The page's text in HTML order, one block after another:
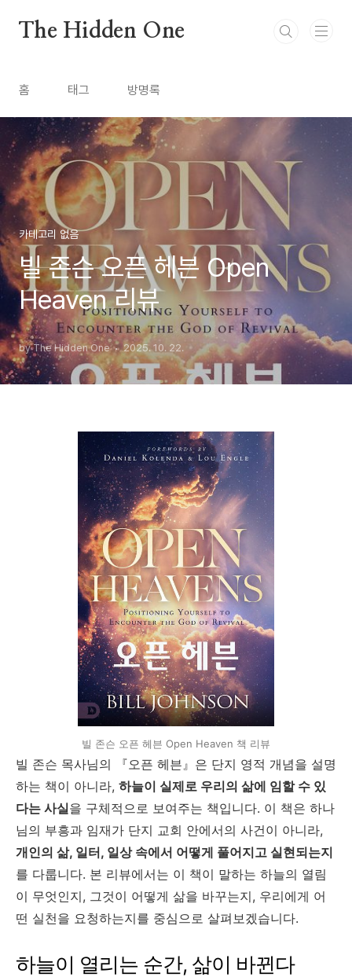
The Hidden One
홈 태그 방명록
카테고리 없음
빌 존슨 오픈 헤븐 Open
Heaven 리뷰
by The Hidden One 2025. 10. 22.
빌 존슨 오픈 헤븐 Open Heaven 책 리뷰
빌 존슨 목사님의 『오픈 헤븐』은 단지 영적 개념을 설명
하는 책이 아니라, 하늘이 실제로 우리의 삶에 임할 수 있
다는 사실을 구체적으로 보여주는 책입니다. 이 책은 하나
님의 부흥과 임재가 단지 교회 안에서의 사건이 아니라,
개인의 삶, 일터, 일상 속에서 어떻게 풀어지고 실현되는지
를 다룹니다. 본 리뷰에서는 이 책이 말하는 하늘의 열림
이 무엇인지, 그것이 어떻게 삶을 바꾸는지, 우리에게 어
떤 실천을 요청하는지를 중심으로 살펴보겠습니다.
하늘이 열리는 순간, 삶이 바뀐다